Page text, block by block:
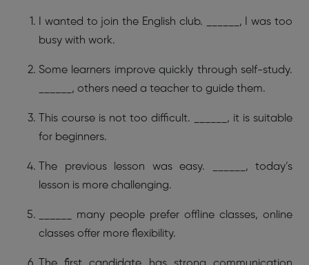
I wanted to join the English club. ______, I was too
busy with work.
Some learners improve quickly through self-study.
______, others need a teacher to guide them.
This course is not too difficult. ______, it is suitable
for beginners.
The previous lesson was easy. ______, today’s
lesson is more challenging.
______ many people prefer offline classes, online
classes offer more flexibility.